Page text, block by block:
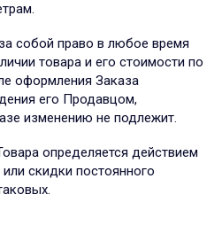
собой право в любое время
товара и его стоимости по
оформления Заказа
его Продавцом,
изменению не подлежит.
определяется действием
скидки постоянного